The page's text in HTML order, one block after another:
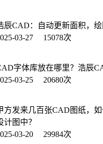
辰CAD：自动更新面积，绘
03-27 15078次
字体库放在哪里？浩辰
03-25 20680次
方发来几百张CAD图纸，
计图中？
03-20 29984次